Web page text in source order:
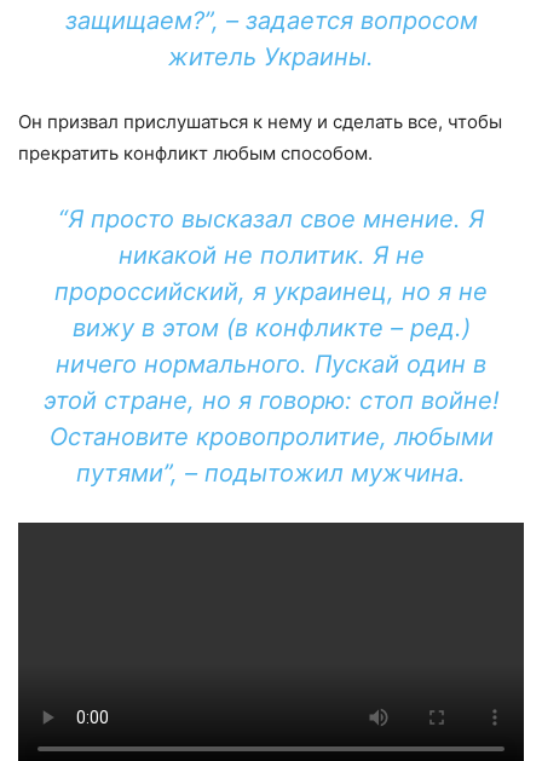
защищаем?”, – задается вопросом
житель Украины.
Он призвал прислушаться к нему и сделать все, чтобы
прекратить конфликт любым способом.
“Я просто высказал свое мнение. Я
никакой не политик. Я не
пророссийский, я украинец, но я не
вижу в этом (в конфликте – ред.)
ничего нормального. Пускай один в
этой стране, но я говорю: стоп войне!
Остановите кровопролитие, любыми
путями”, – подытожил мужчина.